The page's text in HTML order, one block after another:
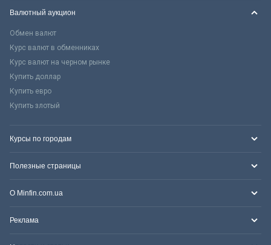
Валютный аукцион
Обмен валют
Курс валют в обменниках
Курс валют на черном рынке
Купить доллар
Купить евро
Купить злотый
Курсы по городам
Полезные страницы
О Minfin.com.ua
Реклама